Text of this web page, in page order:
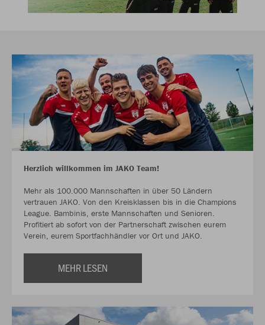
Herzlich willkommen im JAKO Team!
Mehr als 100.000 Mannschaften in über 50 Ländern
vertrauen JAKO. Von den Kreisklassen bis in die Champions
League. Bambinis, erste Mannschaften und Senioren.
Profitiert ab sofort von der Partnerschaft zwischen eurem
Verein, eurem Sportfachhändler vor Ort und JAKO.
MEHR LESEN